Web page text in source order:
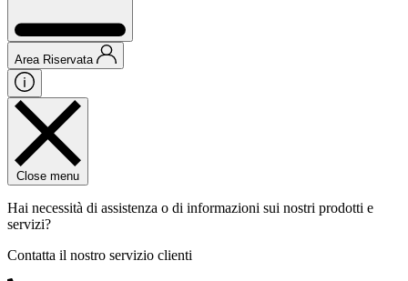
Area Riservata
Close menu
Hai necessità di assistenza o di informazioni sui nostri prodotti e
servizi?
Contatta il nostro servizio clienti